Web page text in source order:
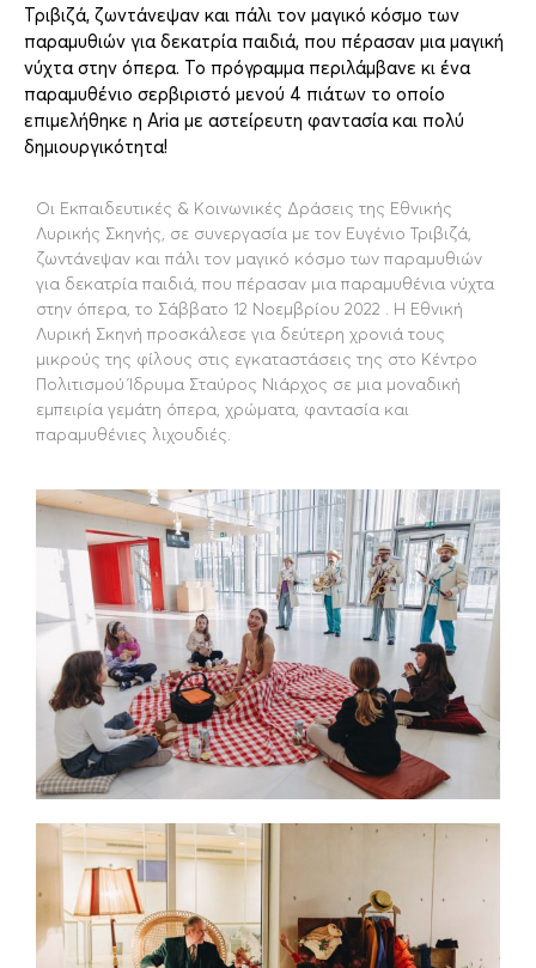
Τριβιζά, ζωντάνεψαν και πάλι τον μαγικό κόσμο των
παραμυθιών για δεκατρία παιδιά, που πέρασαν μια μαγική
νύχτα στην όπερα. Το πρόγραμμα περιλάμβανε κι ένα
παραμυθένιο σερβιριστό μενού 4 πιάτων το οποίο
επιμελήθηκε η Aria με αστείρευτη φαντασία και πολύ
δημιουργικότητα!
Οι Εκπαιδευτικές & Κοινωνικές Δράσεις της Εθνικής
Λυρικής Σκηνής, σε συνεργασία με τον Ευγένιο Τριβιζά,
ζωντάνεψαν και πάλι τον μαγικό κόσμο των παραμυθιών
για δεκατρία παιδιά, που πέρασαν μια παραμυθένια νύχτα
στην όπερα, το Σάββατο 12 Νοεμβρίου 2022 . H Εθνική
Λυρική Σκηνή προσκάλεσε για δεύτερη χρονιά τους
μικρούς της φίλους στις εγκαταστάσεις της στο Κέντρο
Πολιτισμού Ίδρυμα Σταύρος Νιάρχος σε μια μοναδική
εμπειρία γεμάτη όπερα, χρώματα, φαντασία και
παραμυθένιες λιχουδιές.